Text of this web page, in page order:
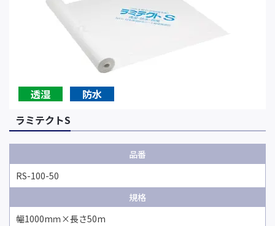
透湿
防水
ラミテクトS
品番
RS-100-50
規格
幅1000mｍ×長さ50m